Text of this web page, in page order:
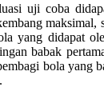
uji coba
maksimal,
yang didapat
babak
bola yang